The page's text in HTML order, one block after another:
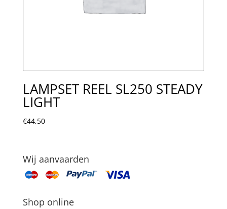
LAMPSET REEL SL250 STEADY
LIGHT
€44,50
Wij aanvaarden
Shop online